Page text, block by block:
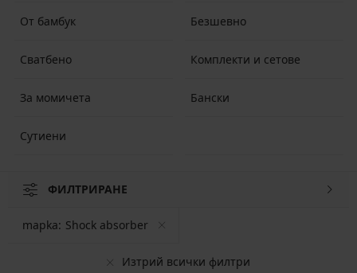
От бамбук Безшевно
Сватбено Комплекти и сетове
За момичета Бански
Сутиени
ФИЛТРИРАНЕ
Изтрий всички филтри
mapka: Shock absorber